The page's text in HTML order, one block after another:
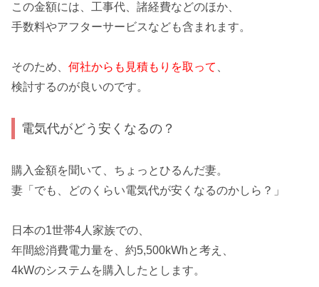
この金額には、 工事代、諸経費などのほか、
手数料やアフターサービスなども含まれます。
そのため、 何社からも見積もりを取って
検討するのが良いのです。
電気代がどう安くなるの？
購入金額を聞いて、ちょっとひるんだ妻。
妻「でも、どのくらい電気代が安くなるのかしら？」
日本の1世帯4人家族での、
年間総消費電力量を、 約5,500kWhと考え、
4kWのシステムを購入したとします。